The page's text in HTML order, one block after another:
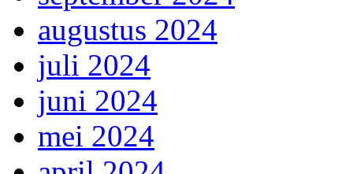
augustus 2024
juli 2024
juni 2024
mei 2024